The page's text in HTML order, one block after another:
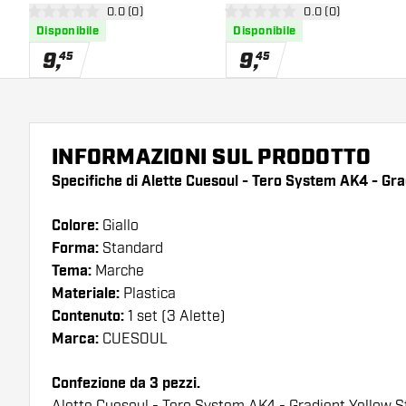
apri pannello recensioni
0 stelle di valutazione
0.0 (0)
Disponibile
9,45
Green Standardapri pannello
0 stelle di valutazione
0.0 (0)
Disponibile
9,45
INFORMAZIONI SUL PRODOTTO
Specifiche di Alette Cuesoul - Tero System AK4 -
Colore: Giallo
Forma: Standard
Tema: Marche
Materiale: Plastica
Contenuto: 1 set (3 Alette)
Marca: CUESOUL
Confezione da 3 pezzi.